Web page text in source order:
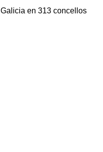
Galicia en 313 concellos